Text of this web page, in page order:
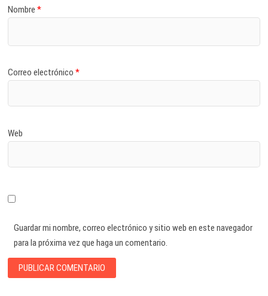
Nombre*
Correo electrónico*
Web
Guardar mi nombre, correo electrónico y sitio web en este navegador
para la próxima vez que haga un comentario.